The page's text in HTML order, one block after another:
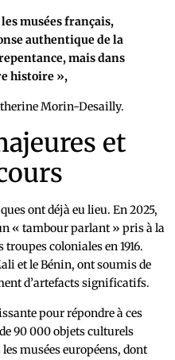
les musées français,
authentique de la
mais dans
histoire »,
Morin-Desailly.
et
ont déjà eu lieu. En 2025,
« tambour parlant » pris à la
coloniales en 1916.
et le Bénin, ont soumis de
d’artefacts significatifs.
pour répondre à ces
90 000 objets culturels
musées européens, dont